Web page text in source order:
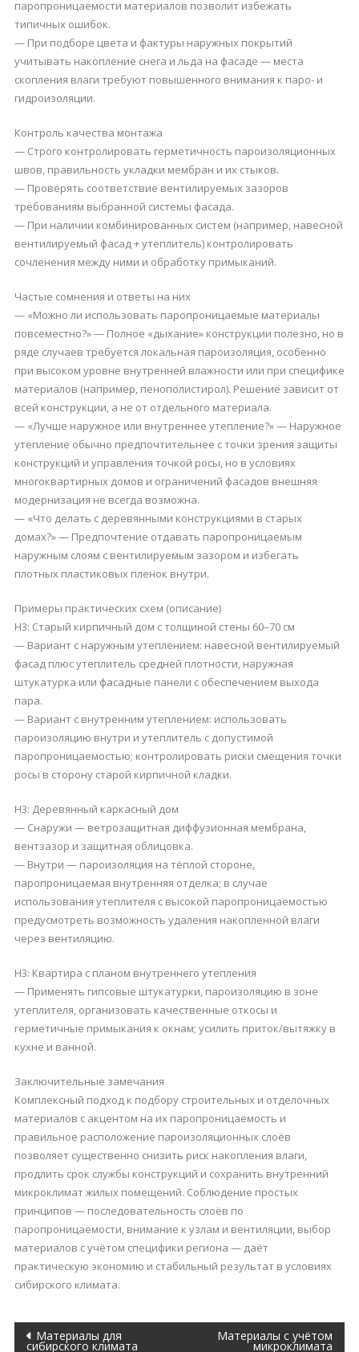
паропроницаемости материалов позволит избежать
типичных ошибок.
— При подборе цвета и фактуры наружных покрытий
учитывать накопление снега и льда на фасаде — места
скопления влаги требуют повышенного внимания к паро- и
гидроизоляции.
Контроль качества монтажа
— Строго контролировать герметичность пароизоляционных
швов, правильность укладки мембран и их стыков.
— Проверять соответствие вентилируемых зазоров
требованиям выбранной системы фасада.
— При наличии комбинированных систем (например, навесной
вентилируемый фасад + утеплитель) контролировать
сочленения между ними и обработку примыканий.
Частые сомнения и ответы на них
— «Можно ли использовать паропроницаемые материалы
повсеместно?» — Полное «дыхание» конструкции полезно, но в
ряде случаев требуется локальная пароизоляция, особенно
при высоком уровне внутренней влажности или при специфике
материалов (например, пенополистирол). Решение зависит от
всей конструкции, а не от отдельного материала.
— «Лучше наружное или внутреннее утепление?» — Наружное
утепление обычно предпочтительнее с точки зрения защиты
конструкций и управления точкой росы, но в условиях
многоквартирных домов и ограничений фасадов внешняя
модернизация не всегда возможна.
— «Что делать с деревянными конструкциями в старых
домах?» — Предпочтение отдавать паропроницаемым
наружным слоям с вентилируемым зазором и избегать
плотных пластиковых пленок внутри.
Примеры практических схем (описание)
H3: Старый кирпичный дом с толщиной стены 60–70 см
— Вариант с наружным утеплением: навесной вентилируемый
фасад плюс утеплитель средней плотности, наружная
штукатурка или фасадные панели с обеспечением выхода
пара.
— Вариант с внутренним утеплением: использовать
пароизоляцию внутри и утеплитель с допустимой
паропроницаемостью; контролировать риски смещения точки
росы в сторону старой кирпичной кладки.
H3: Деревянный каркасный дом
— Снаружи — ветрозащитная диффузионная мембрана,
вентзазор и защитная облицовка.
— Внутри — пароизоляция на тёплой стороне,
паропроницаемая внутренняя отделка; в случае
использования утеплителя с высокой паропроницаемостью
предусмотреть возможность удаления накопленной влаги
через вентиляцию.
H3: Квартира с планом внутреннего утепления
— Применять гипсовые штукатурки, пароизоляцию в зоне
утеплителя, организовать качественные откосы и
герметичные примыкания к окнам; усилить приток/вытяжку в
кухне и ванной.
Заключительные замечания
Комплексный подход к подбору строительных и отделочных
материалов с акцентом на их паропроницаемость и
правильное расположение пароизоляционных слоёв
позволяет существенно снизить риск накопления влаги,
продлить срок службы конструкций и сохранить внутренний
микроклимат жилых помещений. Соблюдение простых
принципов — последовательность слоёв по
паропроницаемости, внимание к узлам и вентиляции, выбор
материалов с учётом специфики региона — даёт
практическую экономию и стабильный результат в условиях
сибирского климата.
Навигация
Материалы для
сибирского климата
Материалы с учётом
микроклимата